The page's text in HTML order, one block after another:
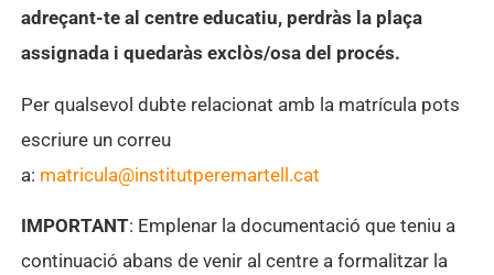
adreçant-te al centre educatiu, perdràs la plaça
assignada i quedaràs exclòs/osa del procés.
Per qualsevol dubte relacionat amb la matrícula pots
escriure un correu
a: matricula@institutperemartell.cat
IMPORTANT: Emplenar la documentació que teniu a
continuació abans de venir al centre a formalitzar la